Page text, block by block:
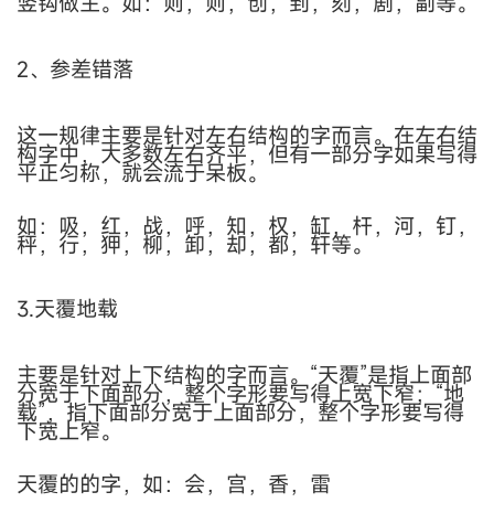
2、参差错落
这一规律主要是针对左右结构的字而言。在左右结
构字中，大多数左右齐平，但有一部分字如果写得
平正匀称，就会流于呆板。
如：吸，红，战，呼，知，权，缸，杆，河，钉，
秤，行，狎，柳，卸，却，都，轩等。
3.天覆地载
主要是针对上下结构的字而言。 “天覆”是指上面部
分宽于下面部分，整个字形要写得上宽下窄；“地
载”，指下面部分宽于上面部分，整个字形要写得
下宽上窄。
天覆的的字，如：会，宫，香，雷